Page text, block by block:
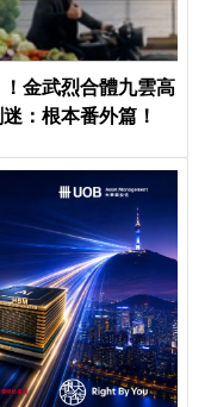
金武烈合體九雲高
：根本番外篇！